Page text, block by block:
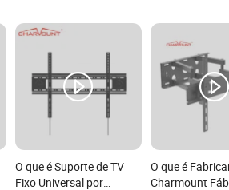
O que é Suporte de TV
Fixo Universal por
O que é
Charmount